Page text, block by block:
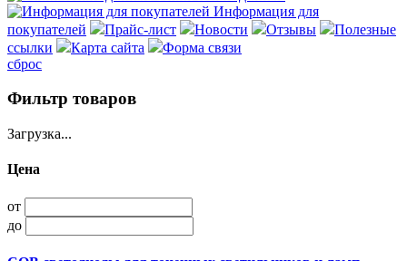
Информация для
покупателей
Прайс-лист Новости Отзывы
Полезные
ссылки
Карта сайта
Форма связи
сброс
Фильтр товаров
Загрузка...
Цена
от
до